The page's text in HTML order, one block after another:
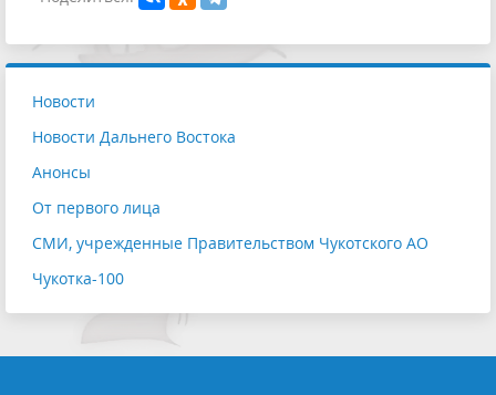
Новости
Новости Дальнего Востока
Анонсы
От первого лица
СМИ, учрежденные Правительством Чукотского АО
Чукотка-100